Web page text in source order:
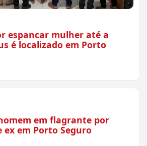
espancar mulher até a
é localizado em Porto
em flagrante por
ex em Porto Seguro